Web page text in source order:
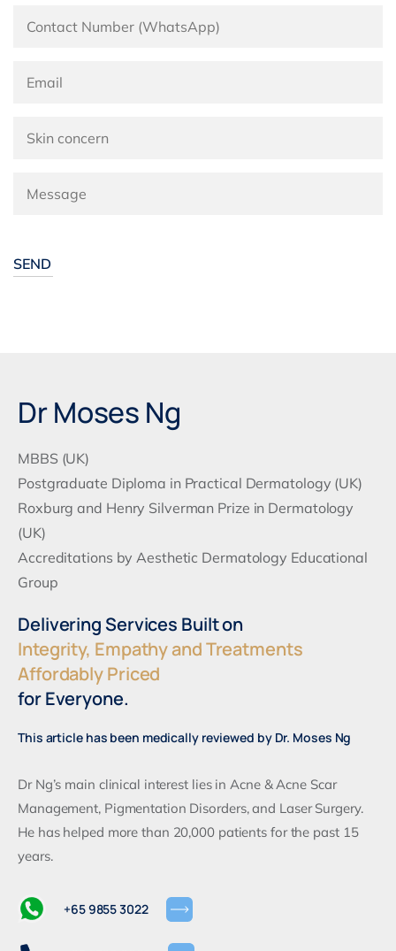
Dr Moses Ng
MBBS (UK)
Postgraduate Diploma in Practical Dermatology (UK)
Roxburg and Henry Silverman Prize in Dermatology
(UK)
Accreditations by Aesthetic Dermatology Educational
Group
Delivering Services Built on
Integrity, Empathy and Treatments
Affordably Priced
for Everyone.
This article has been medically reviewed by Dr. Moses Ng
Dr Ng’s main clinical interest lies in Acne & Acne Scar
Management, Pigmentation Disorders, and Laser Surgery.
He has helped more than 20,000 patients for the past 15
years.
+65 9855 3022